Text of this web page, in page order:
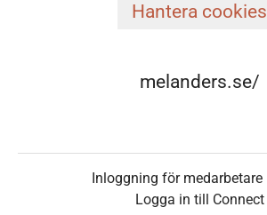
Hantera cookies
melanders.se/
Inloggning för medarbetare
Logga in till Connect